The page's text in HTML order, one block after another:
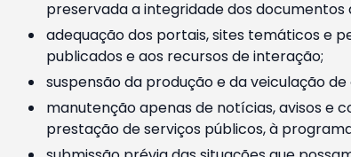
preservada a integridade dos
adequação dos portais, sites temáticos e
publicados e aos recursos de interação;
suspensão da produção e da veiculação
manutenção apenas de notícias, avisos e
prestação de serviços públicos, à